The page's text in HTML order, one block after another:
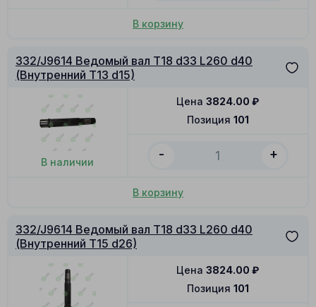
В корзину
332/J9614 Ведомый вал T18 d33 L260 d40
(Внутренний T13 d15)
В наличии
Позиция 101
Цена 3824.00 ₽
- +
В корзину
332/J9614 Ведомый вал T18 d33 L260 d40
(Внутренний T15 d26)
Позиция 101
Цена 3824.00 ₽